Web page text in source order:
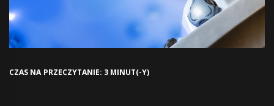
CZAS NA PRZECZYTANIE: 3 MINUT(-Y)